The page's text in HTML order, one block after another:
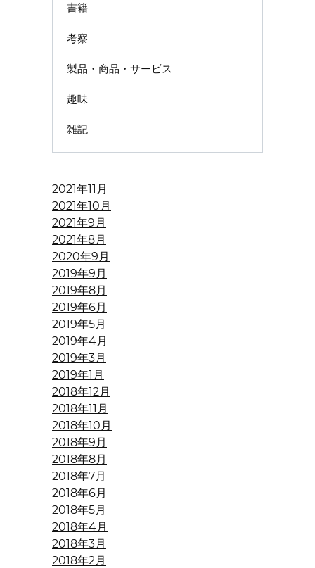
書籍
考察
製品・商品・サービス
趣味
雑記
2021年11月
2021年10月
2021年9月
2021年8月
2020年9月
2019年9月
2019年8月
2019年6月
2019年5月
2019年4月
2019年3月
2019年1月
2018年12月
2018年11月
2018年10月
2018年9月
2018年8月
2018年7月
2018年6月
2018年5月
2018年4月
2018年3月
2018年2月